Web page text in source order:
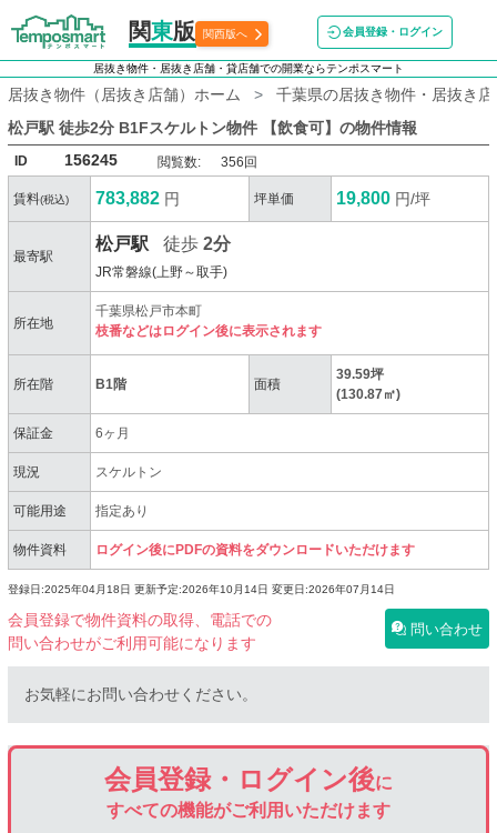
関東版 関西版へ 会員登録・ログイン
居抜き物件・居抜き店舗・貸店舗での開業ならテンポスマート
居抜き物件（居抜き店舗）ホーム
千葉県の居抜き物件・居抜き
松戸駅 徒歩2分 B1Fスケルトン物件 【飲食可】 の物件情報
ID 156245 閲覧数: 356回
賃料(税込) 783,882 円 坪単価 19,800 円/坪
最寄駅
松戸駅 徒歩2分
JR常磐線(上野～取手)
所在地
千葉県松戸市本町
枝番などはログイン後に表示されます
所在階 B1階 面積
39.59坪
(130.87㎡)
保証金 6ヶ月
現況 スケルトン
可能用途 指定あり
物件資料 ログイン後にPDFの資料をダウンロードいただけます
登録日:2025年04月18日 更新予定:2026年10月14日 変更日:2026年07月14日
会員登録で物件資料の取得、電話での
問い合わせがご利用可能になります
問い合わせ
お気軽にお問い合わせください。
会員登録・ログイン後に
すべての機能がご利用いただけます